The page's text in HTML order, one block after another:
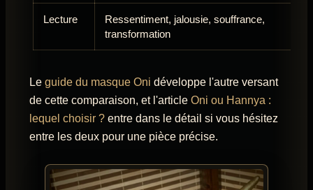
Lecture
Ressentiment, jalousie, souffrance,
transformation
Le guide du masque Oni développe l'autre versant
de cette comparaison, et l'article Oni ou Hannya :
lequel choisir ? entre dans le détail si vous hésitez
entre les deux pour une pièce précise.